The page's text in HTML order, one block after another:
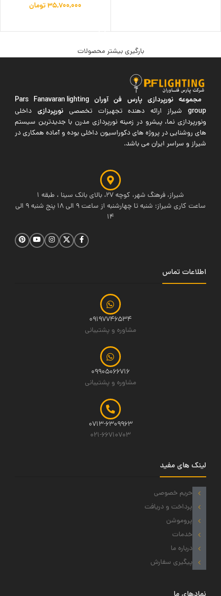
۳۵,۷۰۰,۰۰۰تومان
بارگیری بیشتر محصولات
مجموعه نورپردازی پارس فن آوران Pars Fanavaran lighting
groupشیراز ارائه دهنده تجهیزات تخصصی نورپردازی داخلی
ونورپردازی نما، پیشرو در زمینه نورپردازی مدرن با جدیدترین سیستم
های روشنایی در پروژه های دکوراسیون داخلی بوده و آماده همکاری در
شیراز و سراسر ایران می باشد.
شیراز، فرهنگ شهر، کوچه 27، بالای بانک سینا ، طبقه 1
ساعت کاری شیراز: شنبه تا چهارشنبه از ساعت 9 الی 18 پنج شنبه 9 الی
14
اطلاعات تماس
09197746534
مشاوره و پشتیبانی
09905066716
مشاوره و پشتیبانی
0713-6309963
021-66710703
لینک های مفید
حریم خصوصی
پرداخت و دریافت
پروموشن
خدمات
درباره ما
پیگیری سفارش